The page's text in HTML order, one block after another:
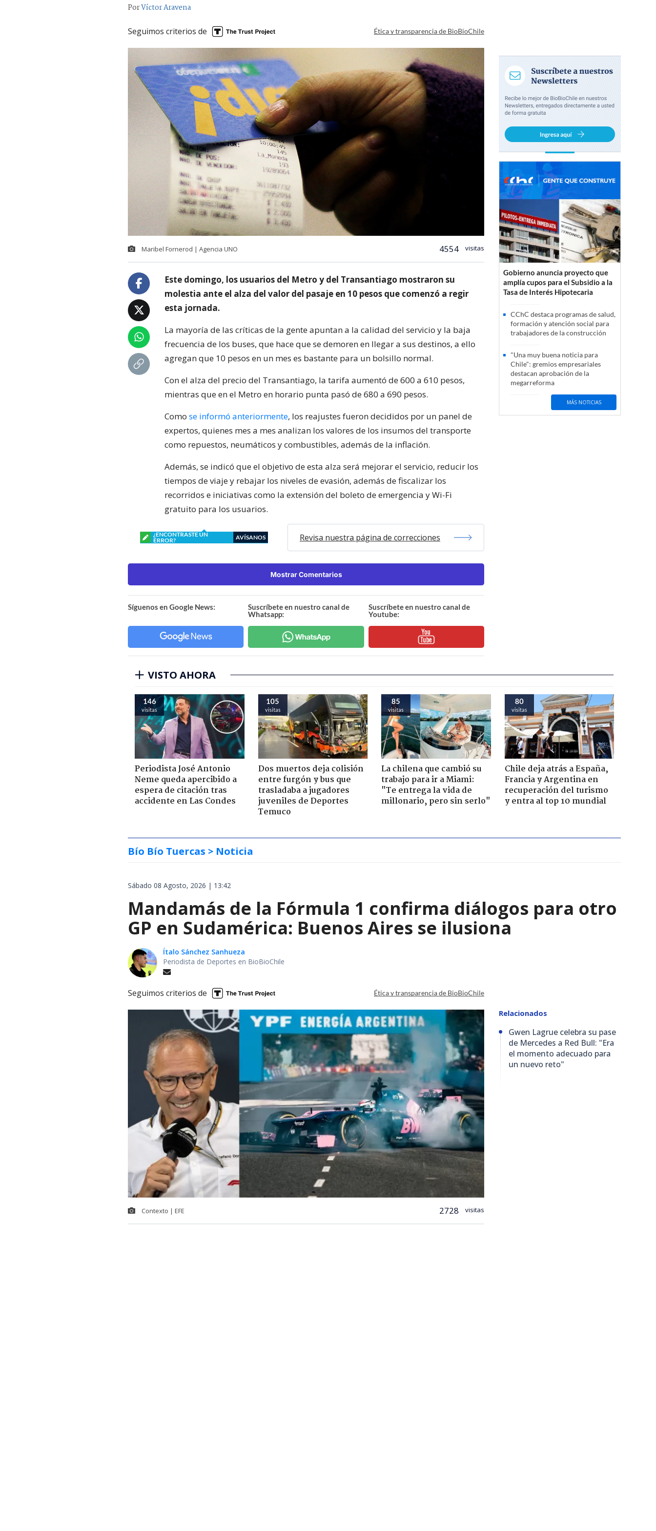
PorVíctor Aravena
Seguimos criterios de Ética y transparencia de BioBioChile
Maribel Fornerod | Agencia UNO 4554 visitas
Este domingo, los usuarios del Metro y del Transantiago mostraron su
molestia ante el alza del valor del pasaje en 10 pesos que comenzó a regir
esta jornada.
La mayoría de las críticas de la gente apuntan a la calidad del servicio y la baja
frecuencia de los buses, que hace que se demoren en llegar a sus destinos, a ello
agregan que 10 pesos en un mes es bastante para un bolsillo normal.
Con el alza del precio del Transantiago, la tarifa aumentó de 600 a 610 pesos,
mientras que en el Metro en horario punta pasó de 680 a 690 pesos.
Como se informó anteriormente, los reajustes fueron decididos por un panel de
expertos, quienes mes a mes analizan los valores de los insumos del transporte
como repuestos, neumáticos y combustibles, además de la inflación.
Además, se indicó que el objetivo de esta alza será mejorar el servicio, reducir los
tiempos de viaje y rebajar los niveles de evasión, además de fiscalizar los
recorridos e iniciativas como la extensión del boleto de emergencia y Wi-Fi
gratuito para los usuarios.
¿ENCONTRASTE UN
ERROR?
AVÍSANOS Revisa nuestra página de correcciones
Mostrar Comentarios
Síguenos en Google News:
Suscríbete en nuestro canal de
Whatsapp:
Suscríbete en nuestro canal de
Youtube:
Gobierno anuncia proyecto que
amplía cupos para el Subsidio a la
Tasa de Interés Hipotecaria
CChC destaca programas de salud,
formación y atención social para
trabajadores de la construcción
"Una muy buena noticia para
Chile": gremios empresariales
destacan aprobación de la
megarreforma
MÁS NOTICIAS
VISTO AHORA
146
visitas
Periodista José Antonio
Neme queda apercibido a
espera de citación tras
accidente en Las Condes
105
visitas
Dos muertos deja colisión
entre furgón y bus que
trasladaba a jugadores
juveniles de Deportes
Temuco
85
visitas
La chilena que cambió su
trabajo para ir a Miami:
"Te entrega la vida de
millonario, pero sin serlo"
80
visitas
Chile deja atrás a España,
Francia y Argentina en
recuperación del turismo
y entra al top 10 mundial
Bío Bío Tuercas > Noticia
Sábado 08 Agosto, 2026 | 13:42
Mandamás de la Fórmula 1 confirma diálogos para otro
GP en Sudamérica: Buenos Aires se ilusiona
Ítalo Sánchez Sanhueza
Periodista de Deportes en BioBioChile
Seguimos criterios de Ética y transparencia de BioBioChile
Contexto | EFE 2728 visitas
Relacionados
Gwen Lagrue celebra su pase
de Mercedes a Red Bull: "Era
el momento adecuado para
un nuevo reto"